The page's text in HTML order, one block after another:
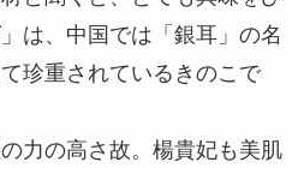
は、中国では「銀耳」の名
珍重されているきのこで
力の高さ故。楊貴妃も美肌